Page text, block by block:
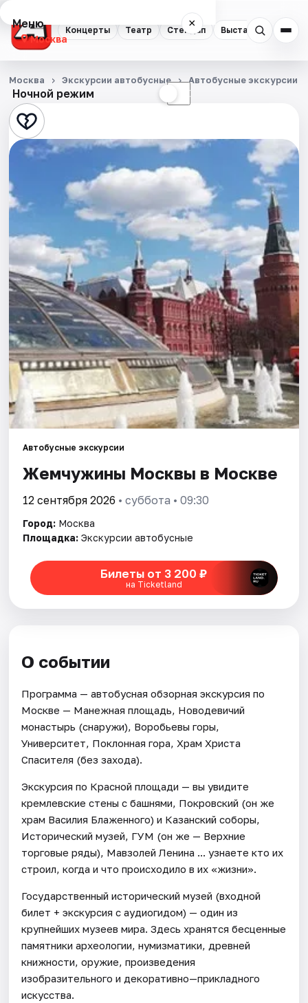
Концерты Театр Стендап Выставки
Меню ×
Москва
Концерты
Театр
Стендап
Квесты
Экскурсии
Спорт
События
Города
Площадки
Артисты
Ночной режим ☾
Москва Экскурсии автобусные Автобусные экскурсии
Автобусные экскурсии
Жемчужины Москвы в Москве
12 сентября 2026 • суббота • 09:30
Город: Москва
Площадка: Экскурсии автобусные
Билеты от 3 200 ₽
на Ticketland
О событии
Программа — автобусная обзорная экскурсия по
Москве — Манежная площадь, Новодевичий
монастырь (снаружи), Воробьевы горы,
Университет, Поклонная гора, Храм Христа
Спасителя (без захода).
Экскурсия по Красной площади — вы увидите
кремлевские стены с башнями, Покровский (он же
храм Василия Блаженного) и Казанский соборы,
Исторический музей, ГУМ (он же — Верхние
торговые ряды), Мавзолей Ленина ... узнаете кто их
строил, когда и что происходило в их «жизни».
Государственный исторический музей (входной
билет + экскурсия с аудиогидом) — один из
крупнейших музеев мира. Здесь хранятся бесценные
памятники археологии, нумизматики, древней
книжности, оружие, произведения
изобразительного и декоративно—прикладного
искусства.